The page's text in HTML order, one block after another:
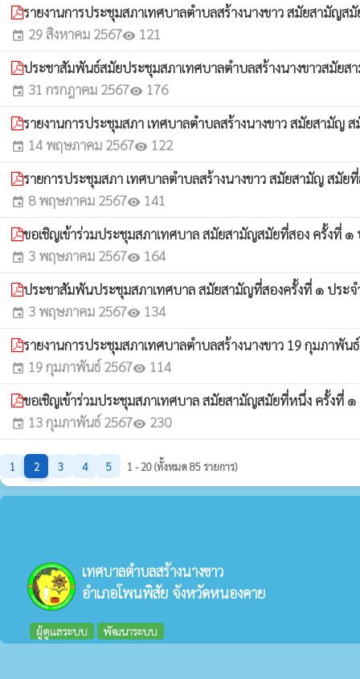
รายงานการประชุมสภาเทศบาลตำบลสร้างนางขาว สมัยสามัญ
event 29 สิงหาคม 2567visibility 121
ประชาสัมพันธ์สมัยประชุมสภาเทศบาลตำบลสร้างนางขาวสมัย
event 31 กรกฎาคม 2567visibility 176
รายงานการประชุมสภา เทศบาลตำบลสร้างนางขาว สมัยสามัญ
event 14 พฤษภาคม 2567visibility 122
รายการประชุมสภา เทศบาลตำบลสร้างนางขาว สมัยสามัญ สมัย
event 8 พฤษภาคม 2567visibility 141
ขอเชิญเข้าร่วมประชุมสภาเทศบาล สมัยสามัญสมัยที่สอง ครั้งที่
event 3 พฤษภาคม 2567visibility 164
ประชาสัมพันประชุมสภาเทศบาล สมัยสามัญที่สองครั้งที่ ๑ ปร
event 3 พฤษภาคม 2567visibility 134
รายงานการประชุมสภาเทศบาลตำบลสร้างนางขาว 19 กุมภาพั
event 19 กุมภาพันธ์ 2567visibility 114
ขอเชิญเข้าร่วมประชุมสภาเทศบาล สมัยสามัญสมัยที่หนึ่ง ครั้งที่
event 13 กุมภาพันธ์ 2567visibility 230
1 2 3 4 5 1 - 20 (ทั้งหมด 85 รายการ)
เทศบาลตำบลสร้างนางขาว
อำเภอโพนพิสัย จังหวัดหนองคาย
ผู้ดูแลระบบ พัฒนาระบบ